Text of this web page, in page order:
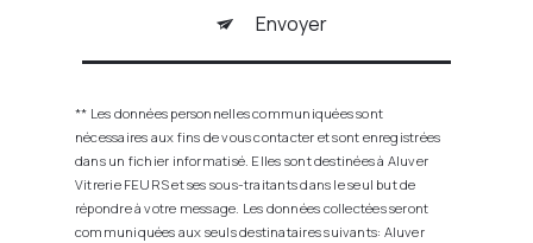
Envoyer
** Les données personnelles communiquées sont
nécessaires aux fins de vous contacter et sont enregistrées
dans un fichier informatisé. Elles sont destinées à Aluver
Vitrerie FEURS et ses sous-traitants dans le seul but de
répondre à votre message. Les données collectées seront
communiquées aux seuls destinataires suivants: Aluver